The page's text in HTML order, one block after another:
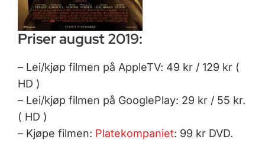
Priser august 2019:
– Lei/kjøp filmen på AppleTV: 49 kr / 129 kr (
HD )
– Lei/kjøp filmen på GooglePlay: 29 kr / 55 kr.
( HD )
– Kjøpe filmen: Platekompaniet: 99 kr DVD.